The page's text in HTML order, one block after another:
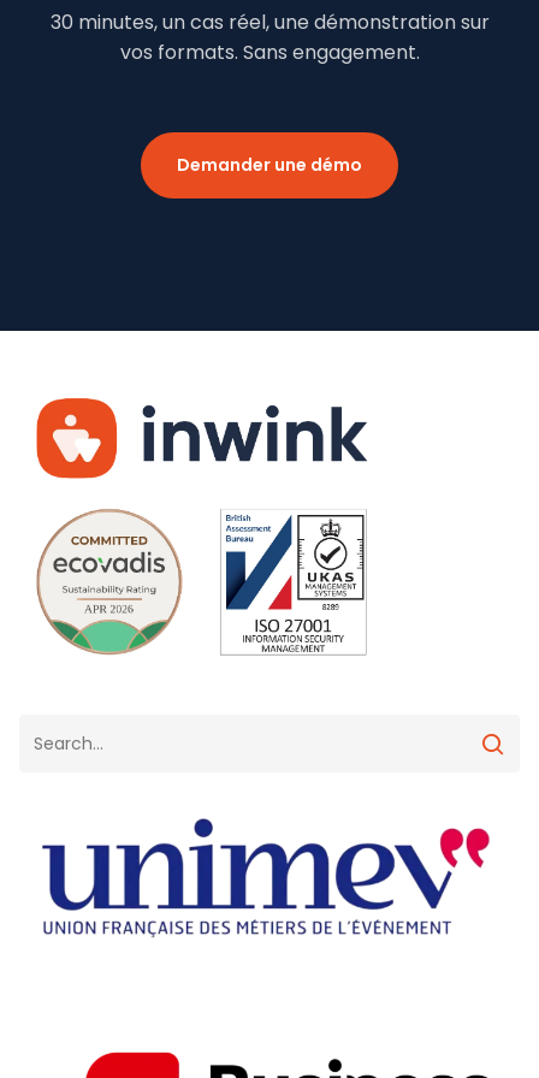
30 minutes, un cas réel, une démonstration sur
vos formats. Sans engagement.
Demander une démo